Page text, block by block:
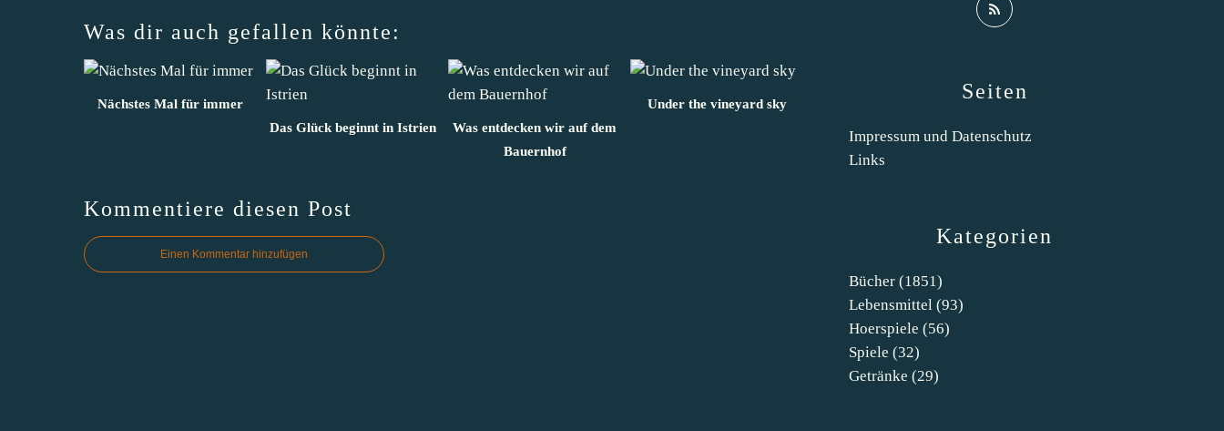
Was dir auch gefallen könnte:
Nächstes Mal für immer
Das Glück beginnt in Istrien
Was entdecken wir auf dem
Bauernhof
Under the vineyard sky
Kommentiere diesen Post
Einen Kommentar hinzufügen
Kategorien
Bücher (1851)
Lebensmittel (93)
Hoerspiele (56)
Spiele (32)
Getränke (29)
Seiten
Impressum und Datenschutz
Links